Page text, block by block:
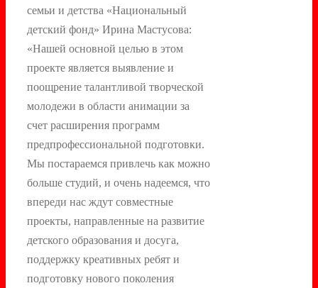
семьи и детства «Национальный
детский фонд» Ирина Мастусова:
«Нашей основной целью в этом
проекте является выявление и
поощрение талантливой творческой
молодежи в области анимации за
счет расширения программ
предпрофессиональной подготовки.
Мы постараемся привлечь как можно
больше студий, и очень надеемся, что
впереди нас ждут совместные
проекты, направленные на развитие
детского образования и досуга,
поддержку креативных ребят и
подготовку нового поколения